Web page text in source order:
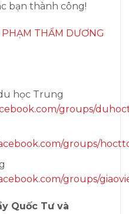
bạn thành công!
THẨM DƯƠNG
học Trung
groups/
groups/
groups/
Quốc Tư và